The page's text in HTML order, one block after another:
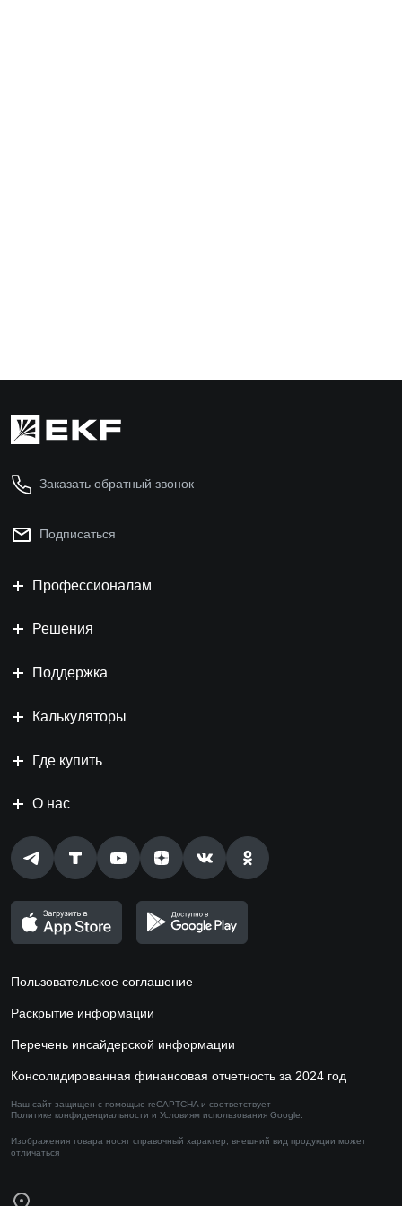
Заказать обратный звонок
Подписаться
Профессионалам
Решения
Поддержка
Калькуляторы
Где купить
О нас
Пользовательское соглашение
Раскрытие информации
Перечень инсайдерской информации
Консолидированная финансовая отчетность за 2024 год
Наш сайт защищен с помощью reCAPTCHA и соответствует
Политике конфиденциальности и Условиям использования Google.
Изображения товара носят справочный характер, внешний вид продукции может
отличаться